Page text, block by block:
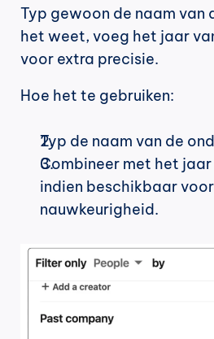
Typ gewoon de naam van
het weet, voeg het jaar
voor extra precisie.
Hoe het te gebruiken:
Typ de naam van de
Combineer met het
indien beschikbaar
nauwkeurigheid.